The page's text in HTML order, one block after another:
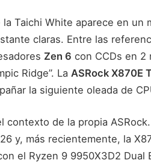
Taichi White aparece en un
claras. Entre las
Zen 6 con CCDs en 2
Ridge”. La ASRock X870E
la siguiente oleada de
contexto de la propia
y, más recientemente, la
el Ryzen 9 9950X3D2 Dual